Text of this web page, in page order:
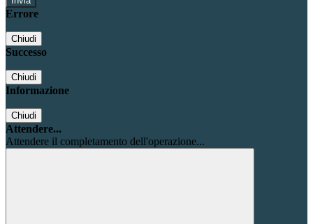
Errore
Chiudi
Successo
Chiudi
Informazione
Chiudi
Attendere...
Attendere il completamento dell'operazione...